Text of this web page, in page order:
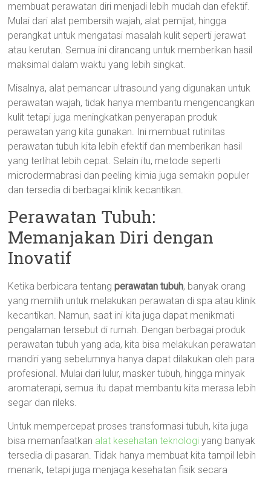
membuat perawatan diri menjadi lebih mudah dan efektif.
Mulai dari alat pembersih wajah, alat pemijat, hingga
perangkat untuk mengatasi masalah kulit seperti jerawat
atau kerutan. Semua ini dirancang untuk memberikan hasil
maksimal dalam waktu yang lebih singkat.
Misalnya, alat pemancar ultrasound yang digunakan untuk
perawatan wajah, tidak hanya membantu mengencangkan
kulit tetapi juga meningkatkan penyerapan produk
perawatan yang kita gunakan. Ini membuat rutinitas
perawatan tubuh kita lebih efektif dan memberikan hasil
yang terlihat lebih cepat. Selain itu, metode seperti
microdermabrasi dan peeling kimia juga semakin populer
dan tersedia di berbagai klinik kecantikan.
Perawatan Tubuh:
Memanjakan Diri dengan
Inovatif
Ketika berbicara tentangperawatan tubuh, banyak orang
yang memilih untuk melakukan perawatan di spa atau klinik
kecantikan. Namun, saat ini kita juga dapat menikmati
pengalaman tersebut di rumah. Dengan berbagai produk
perawatan tubuh yang ada, kita bisa melakukan perawatan
mandiri yang sebelumnya hanya dapat dilakukan oleh para
profesional. Mulai dari lulur, masker tubuh, hingga minyak
aromaterapi, semua itu dapat membantu kita merasa lebih
segar dan rileks.
Untuk mempercepat proses transformasi tubuh, kita juga
bisa memanfaatkan alat kesehatan teknologi yang banyak
tersedia di pasaran. Tidak hanya membuat kita tampil lebih
menarik, tetapi juga menjaga kesehatan fisik secara